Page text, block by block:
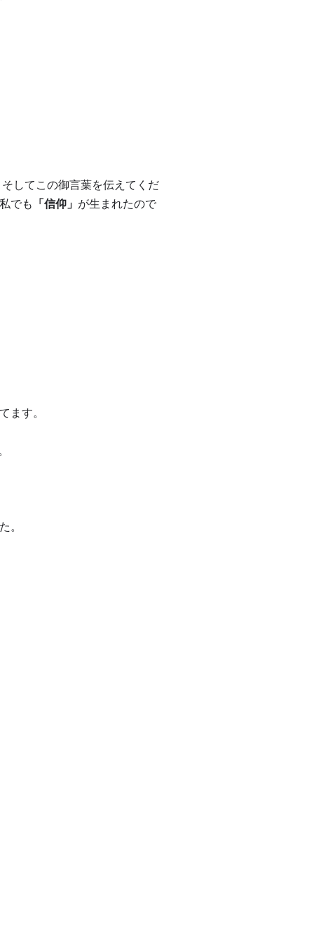
してこの御言葉を伝えてくだ
でも 「信仰」 が生まれたので
ます。
。